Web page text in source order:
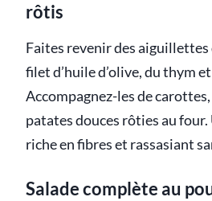
rôtis
Faites revenir des aiguillettes
filet d’huile d’olive, du thym
Accompagnez-les de
patates douces rôties au four.
riche en fibres et rassasiant
Salade complète au